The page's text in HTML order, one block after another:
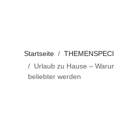
Startseite
Urlaub zu Hause –
beliebter werden